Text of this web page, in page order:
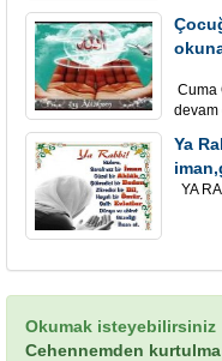
Cuma
devam
Ya
YA
Okumak isteyebilirsiniz
Cehennemden kurtulma